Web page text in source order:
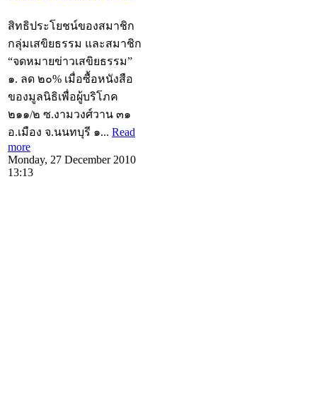
สิทธิประโยชน์ของสมาชิก
กลุ่มเสขิยธรรม และสมาชิก
“จดหมายข่าวเสขิยธรรม”
๑. ลด ๒๐% เมื่อซื้อหนังสือ
ของมูลนิธิเพื่อผู้บริโภค
๒๑๑/๒ ซ.งามวงศ์วาน ๓๑
อ.เมือง จ.นนทบุรี ๑... Read
more
Monday, 27 December 2010
13:13